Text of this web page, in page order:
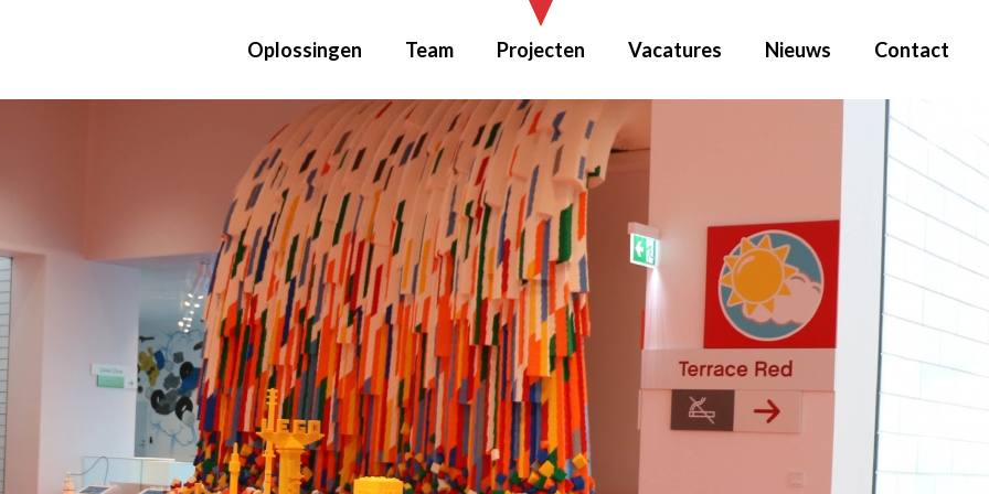
Oplossingen Team Projecten Vacatures Nieuws Contact